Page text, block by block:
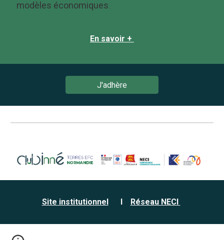
modèles économiques
En savoir +
J'adhère
Site institutionnelI Réseau NECI